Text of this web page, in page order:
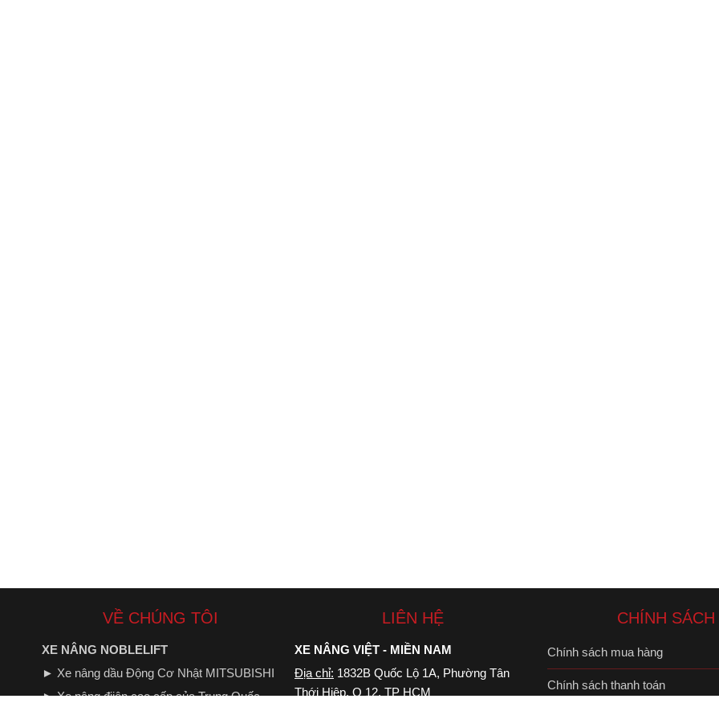
VỀ CHÚNG TÔI
XE NÂNG NOBLELIFT
► Xe nâng dầu Động Cơ Nhật MITSUBISHI
► Xe nâng điiện cao cấp của Trung Quốc
LIÊN HỆ
XE NÂNG VIỆT - MIỀN NAM
Địa chỉ: 1832B Quốc Lộ 1A, Phường Tân
Thới Hiệp, Q 12, TP HCM
CHÍNH SÁCH
Chính sách mua hàng
Chính sách thanh toán